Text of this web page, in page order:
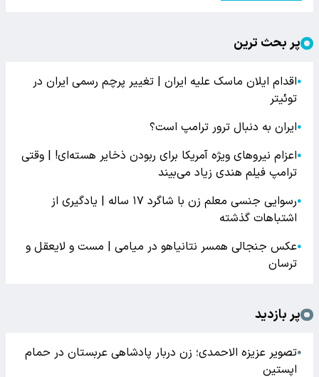
پر بحث ترین
●اقدام ایلان ماسک علیه ایران | تغییر پرچم رسمی ایران در
توئیتر
●ایران به دنبال ترور ترامپ است؟
●اعزام نیروهای ویژه آمریکا برای ربودن ذخایر هسته‌ای! | وقتی
ترامپ فیلم هندی زیاد می‌بیند
●
رسوایی جنسی معلم زن با شاگرد ۱۷ ساله | یادگیری از
اشتباهات گذشته
●عکس جنجالی همسر نتانیاهو در میامی | مست و لایعقل و
ترسان
پر بازدید
●تصویر عزیزه الاحمدی؛ زن دربار پادشاهی عربستان در حمام
اپستین